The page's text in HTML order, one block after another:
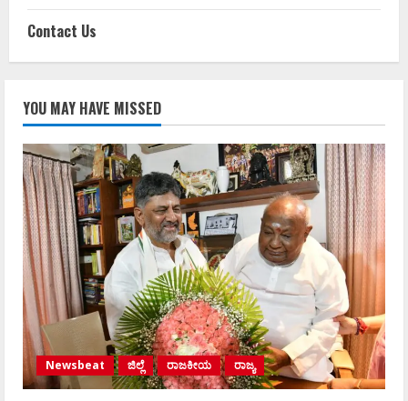
Contact Us
YOU MAY HAVE MISSED
Newsbeat ಜಿಲ್ಲೆ ರಾಜಕೀಯ ರಾಜ್ಯ